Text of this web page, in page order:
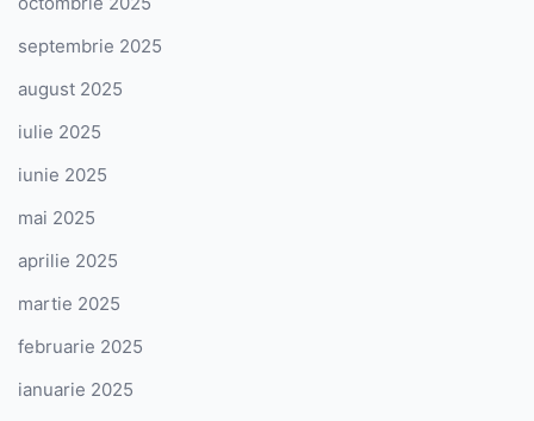
septembrie 2025
august 2025
iulie 2025
iunie 2025
mai 2025
aprilie 2025
martie 2025
februarie 2025
ianuarie 2025